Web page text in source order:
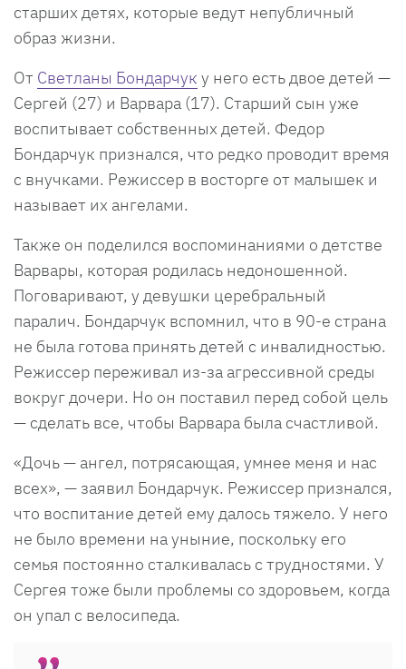
старших детях, которые ведут непубличный
образ жизни.
От Светланы Бондарчук у него есть двое детей —
Сергей (27) и Варвара (17). Старший сын уже
воспитывает собственных детей. Федор
Бондарчук признался, что редко проводит время
с внучками. Режиссер в восторге от малышек и
называет их ангелами.
Также он поделился воспоминаниями о детстве
Варвары, которая родилась недоношенной.
Поговаривают, у девушки церебральный
паралич. Бондарчук вспомнил, что в 90-е страна
не была готова принять детей с инвалидностью.
Режиссер переживал из-за агрессивной среды
вокруг дочери. Но он поставил перед собой цель
— сделать все, чтобы Варвара была счастливой.
«Дочь — ангел, потрясающая, умнее меня и нас
всех», — заявил Бондарчук. Режиссер признался,
что воспитание детей ему далось тяжело. У него
не было времени на уныние, поскольку его
семья постоянно сталкивалась с трудностями. У
Сергея тоже были проблемы со здоровьем, когда
он упал с велосипеда.